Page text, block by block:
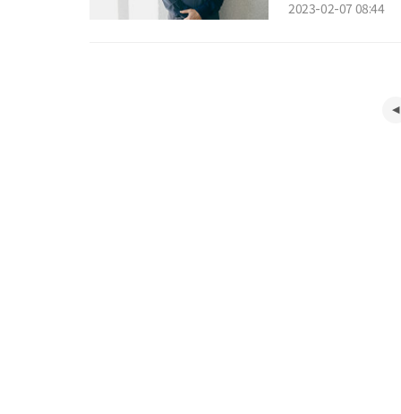
2023-02-07 08:44